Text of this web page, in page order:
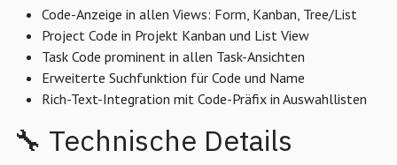
Code-Anzeige in allen Views: Form, Kanban, Tree/List
Project Code in Projekt Kanban und List View
Task Code prominent in allen Task-Ansichten
Erweiterte Suchfunktion für Code und Name
Rich-Text-Integration mit Code-Präfix in Auswahllisten
🔧 Technische Details